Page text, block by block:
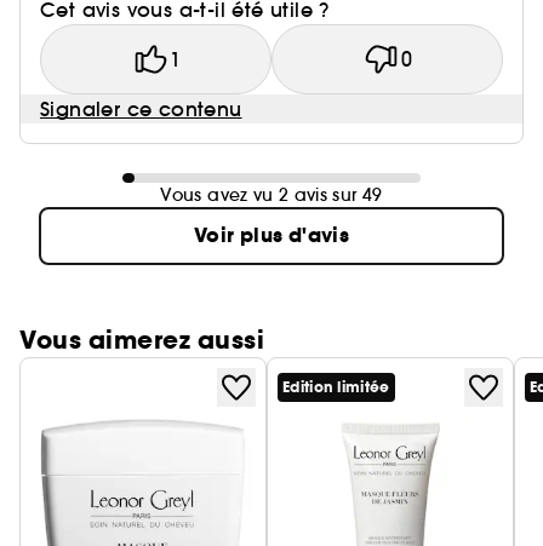
Cet avis vous a-t-il été utile ?
1 0
Signaler ce contenu
Vous avez vu 2 avis sur 49
Voir plus d'avis
Vous aimerez aussi
Edition limitée